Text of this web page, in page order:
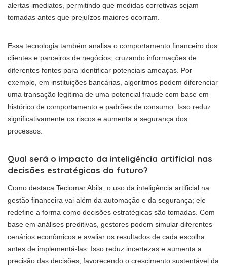
alertas imediatos, permitindo que medidas corretivas sejam
tomadas antes que prejuízos maiores ocorram.
Essa tecnologia também analisa o comportamento financeiro dos
clientes e parceiros de negócios, cruzando informações de
diferentes fontes para identificar potenciais ameaças. Por
exemplo, em instituições bancárias, algoritmos podem diferenciar
uma transação legítima de uma potencial fraude com base em
histórico de comportamento e padrões de consumo. Isso reduz
significativamente os riscos e aumenta a segurança dos
processos.
Qual será o impacto da inteligência artificial nas
decisões estratégicas do futuro?
Como destaca Teciomar Abila, o uso da inteligência artificial na
gestão financeira vai além da automação e da segurança; ele
redefine a forma como decisões estratégicas são tomadas. Com
base em análises preditivas, gestores podem simular diferentes
cenários econômicos e avaliar os resultados de cada escolha
antes de implementá-las. Isso reduz incertezas e aumenta a
precisão das decisões, favorecendo o crescimento sustentável da